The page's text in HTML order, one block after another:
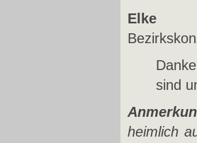
Elke
sind
heimlich